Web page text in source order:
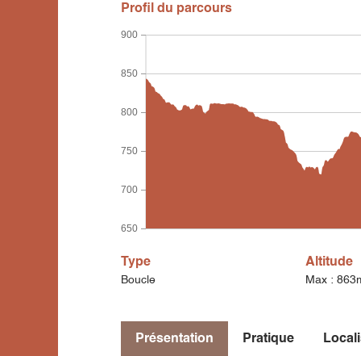
Profil du parcours
650
700
750
800
850
900
Type
Boucle
Altitude
Max :
Présentation Pratique